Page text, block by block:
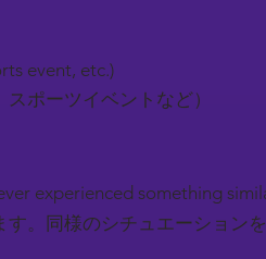
event, etc.)
ポーツイベントなど）
experienced something
。同様のシチュエーション